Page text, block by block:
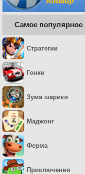
Самое популярное
Стратегии
Гонки
Зума шарики
Маджонг
Ферма
Приключения